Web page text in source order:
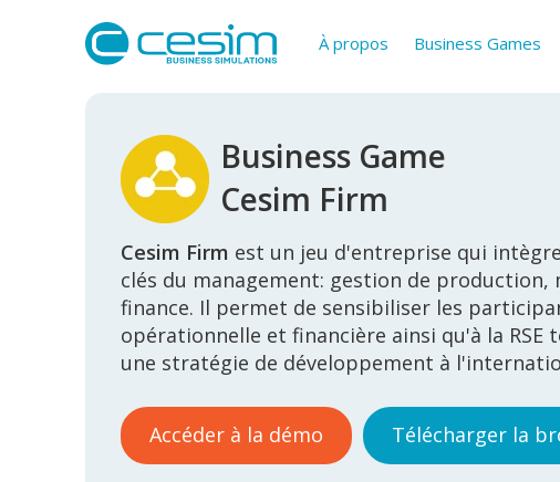
À propos Business Games
Business Game
Cesim Firm
Cesim Firm est un jeu d'entreprise qui
clés du management: gestion de production,
finance. Il permet de sensibiliser les
opérationnelle et financière ainsi qu'à la RSE
une stratégie de développement à
Accéder à la démo Télécharger la